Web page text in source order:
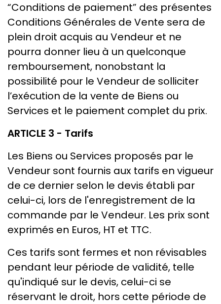
“Conditions de paiement” des présentes
Conditions Générales de Vente sera de
plein droit acquis au Vendeur et ne
pourra donner lieu à un quelconque
remboursement, nonobstant la
possibilité pour le Vendeur de solliciter
l’exécution de la vente de Biens ou
Services et le paiement complet du prix.
ARTICLE 3 - Tarifs
Les Biens ou Services proposés par le
Vendeur sont fournis aux tarifs en vigueur
de ce dernier selon le devis établi par
celui-ci, lors de l'enregistrement de la
commande par le Vendeur. Les prix sont
exprimés en Euros, HT et TTC.
Ces tarifs sont fermes et non révisables
pendant leur période de validité, telle
qu'indiqué sur le devis, celui-ci se
réservant le droit, hors cette période de